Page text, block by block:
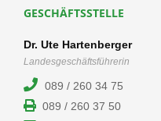
GESCHÄFTSSTELLE
Dr. Ute Hartenberger
Landesgeschäftsführerin
089 / 260 34 75
089 / 260 37 50